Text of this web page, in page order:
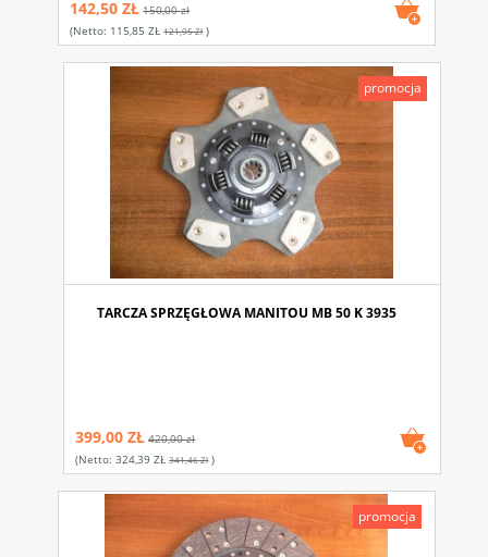
142,50 ZŁ 150,00 zł
(netto: 115,85 ZŁ 121,95 Zł)
TARCZA SPRZĘGŁOWA MANITOU MB 50 K 3935
399,00 ZŁ 420,00 zł
(netto:324,39 ZŁ 341,46 Zł)
promocja
promocja